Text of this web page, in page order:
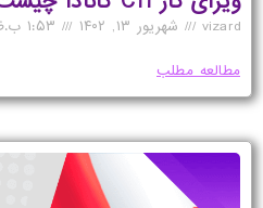
vizard شهریور ۱۳, ۱۴۰۲ ۱:۵۳ ب.ظ
مطالعه مطلب